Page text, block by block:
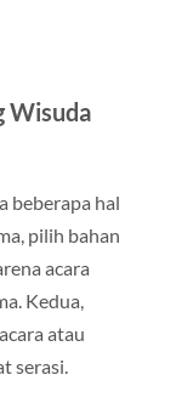
Wisuda
beberapa hal
pilih bahan
acara
Kedua,
atau
serasi.